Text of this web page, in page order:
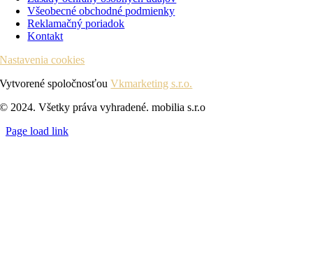
Všeobecné obchodné podmienky
Reklamačný poriadok
Kontakt
Nastavenia cookies
Vytvorené spoločnosťouVkmarketing s.r.o.
© 2024. Všetky práva vyhradené. mobilia s.r.o
Page load link